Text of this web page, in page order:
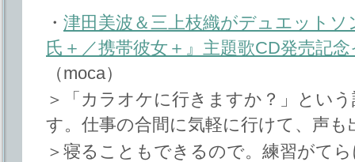
・ 津田美波＆三上枝織がデュエット
氏＋／携帯彼女＋』主題歌CD発売記
（moca）
＞「カラオケに行きますか？」とい
す。仕事の合間に気軽に行けて、声も
＞寝ることもできるので。練習がて